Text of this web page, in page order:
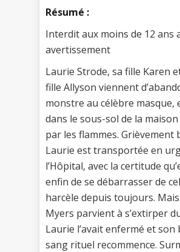
Résumé :
Interdit aux moins de 12 ans
avertissement
Laurie Strode, sa fille Karen
fille Allyson viennent
monstre au célèbre masque,
dans le sous-sol de la
par les flammes. Grièvement
Laurie est transportée en
l’Hôpital, avec la certitude
enfin de se débarrasser de
harcèle depuis toujours.
Myers parvient à s’extirper
Laurie l’avait enfermé et son
sang rituel recommence.